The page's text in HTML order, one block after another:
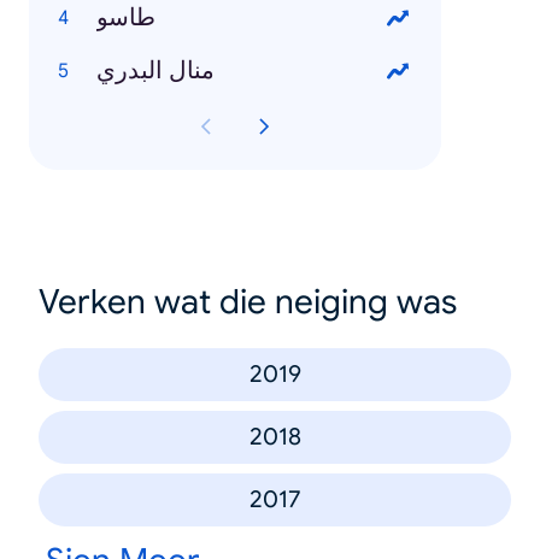
طاسو
منال البدري
Verken wat die neiging was
2019
2018
2017